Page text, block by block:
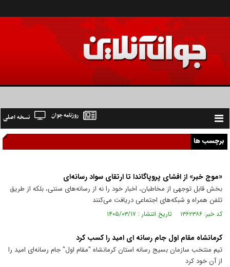
Toggle
navigation
نسخه اصلی روزنامه جوان
برچسب ها
«موج خبر» از افشای پروپاگاندا تا ارتقای سواد رسانه‌ای
بخش قابل توجهی از مخاطبان، اخبار خود را نه از رسانه‌های سنتی، بلکه از طریق
تلفن همراه و شبکه‌های اجتماعی دریافت می‌کنند
کد خبر: ۱۳۶۲۳۸۶ تاریخ انتشار : ۱۴۰۵/۰۳/۱۷
کرمانشاه مقام اول جام رسانه ای امید را کسب کرد
تیم منتخب سازمان بسیج رسانه استان کرمانشاه "مقام اول" جام رسانه‌ای امید را
از آن خود کرد